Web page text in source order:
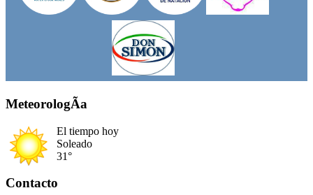
MeteorologÃ­a
El tiempo hoy
Soleado
31°
Contacto